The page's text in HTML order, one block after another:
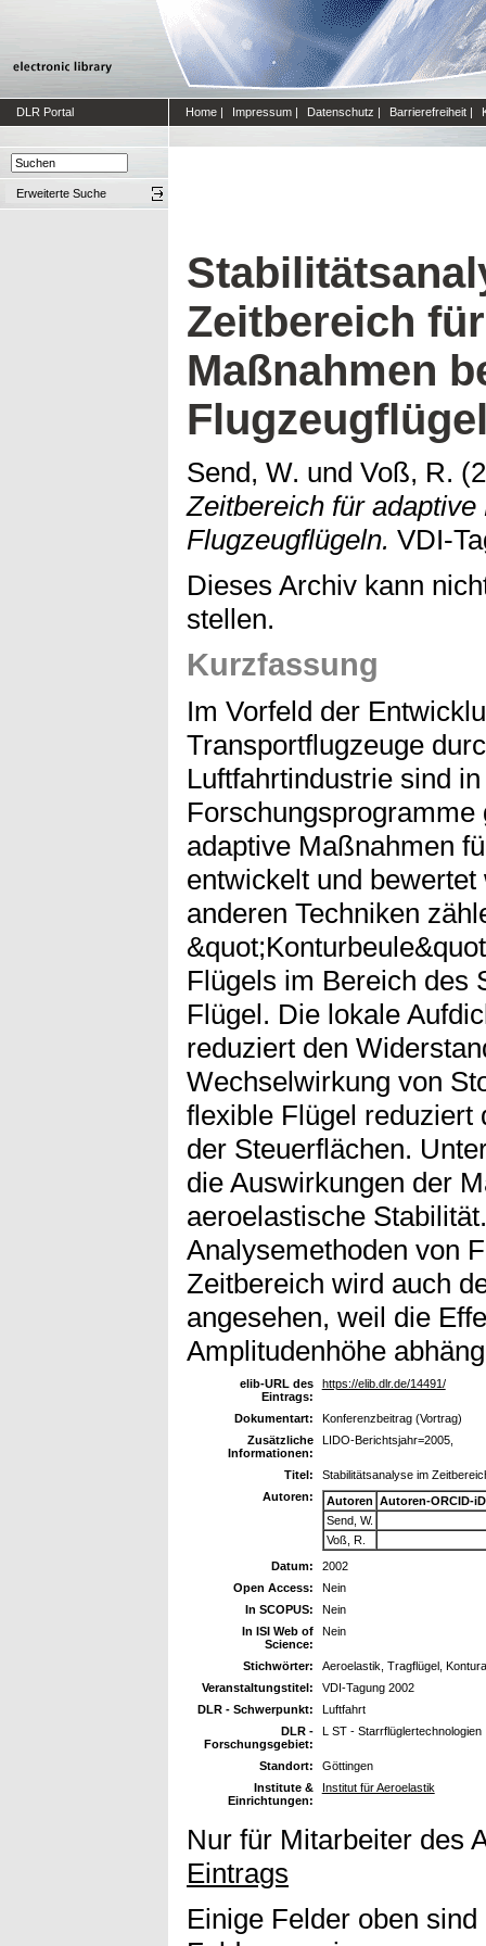
DLR Portal Home | Impressum | Datenschutz | Barrierefreiheit |
Erweiterte Suche
Zeitbereich
Maßnahmen
Send, W. und Voß, R.
Zeitbereich für
Flugzeugflügeln. VDI-
Dieses Archiv kann
stellen.
Kurzfassung
Im Vorfeld der
Transportflugzeuge
Luftfahrtindustrie sind
adaptive Maßnahmen
entwickelt und
anderen Techniken
Flügels im Bereich des
Flügel. Die lokale
reduziert den
Wechselwirkung von
flexible Flügel reduziert
der Steuerflächen.
die Auswirkungen der
aeroelastische
Analysemethoden von
Zeitbereich wird auch
angesehen, weil die
Amplitudenhöhe
elib-URL des
Eintrags:
https://elib.dlr.de/14491/
Dokumentart:
Konferenzbeitrag (Vortrag)
Zusätzliche
Informationen:
LIDO-Berichtsjahr=2005,
Titel:
Stabilitätsanalyse im
Autoren:
Autoren Autoren-ORCID-iD
Send, W.
Voß, R.
Datum:
2002
Open Access:
Nein
In SCOPUS:
Nein
In ISI Web of
Science:
Nein
Stichwörter:
Aeroelastik, Tragflügel,
Veranstaltungstitel:
VDI-Tagung 2002
DLR - Schwerpunkt:
Luftfahrt
DLR -
Forschungsgebiet:
L ST - Starrflüglertechnologien
Standort:
Göttingen
Institute &
Einrichtungen:
Institut für Aeroelastik
Nur für Mitarbeiter des
Eintrags
Einige Felder oben